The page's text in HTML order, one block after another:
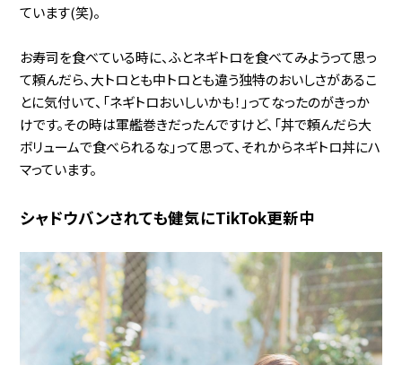
ています(笑)。
お寿司を食べている時に、ふとネギトロを食べてみようって思っ
て頼んだら、大トロとも中トロとも違う独特のおいしさがあるこ
とに気付いて、「ネギトロおいしいかも！」ってなったのがきっか
けです。その時は軍艦巻きだったんですけど、「丼で頼んだら大
ボリュームで食べられるな」って思って、それからネギトロ丼にハ
マっています。
シャドウバンされても健気にTikTok更新中